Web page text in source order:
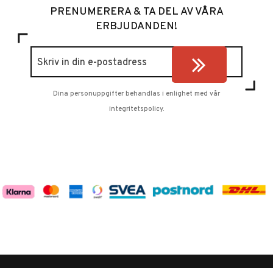
PRENUMERERA & TA DEL AV VÅRA
ERBJUDANDEN!
Dina personuppgifter behandlas i enlighet med vår
integritetspolicy.